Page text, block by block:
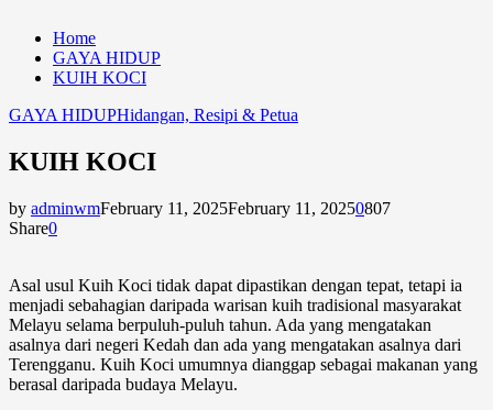
Home
GAYA HIDUP
KUIH KOCI
GAYA HIDUPHidangan, Resipi & Petua
KUIH KOCI
by adminwmFebruary 11, 2025February 11, 20250807
Share0
Asal usul Kuih Koci tidak dapat dipastikan dengan tepat, tetapi ia
menjadi sebahagian daripada warisan kuih tradisional masyarakat
Melayu selama berpuluh-puluh tahun. Ada yang mengatakan
asalnya dari negeri Kedah dan ada yang mengatakan asalnya dari
Terengganu. Kuih Koci umumnya dianggap sebagai makanan yang
berasal daripada budaya Melayu.